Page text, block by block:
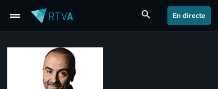
drag_handle search En directe